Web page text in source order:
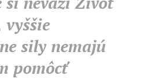
sily nemajú
pomôcť